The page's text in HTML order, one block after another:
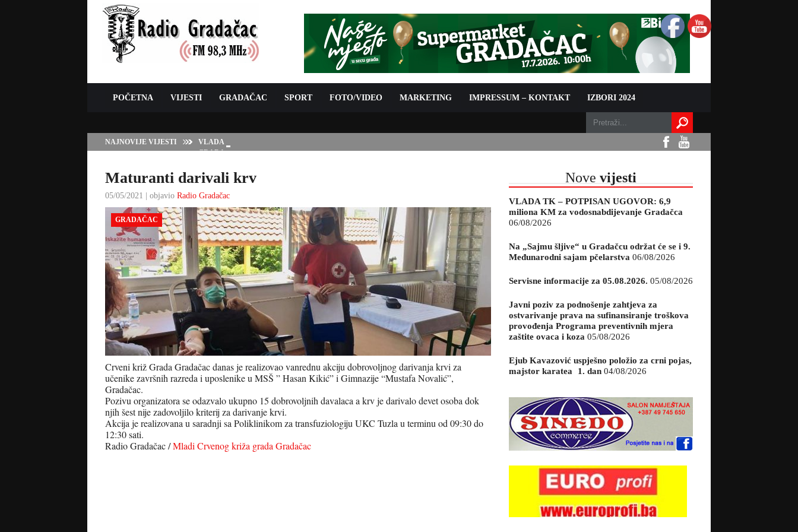
POČETNA VIJESTI GRADAČAC SPORT FOTO/VIDEO MARKETING IMPRESSUM – KONTAKT IZBORI 2024
NAJNOVIJE VIJESTI
VLADA TK – POTPISAN UGOVOR: 6,9 MILIONA KM ZA VODOSNABDIJEVANJE
GRADAČCA
Maturanti darivali krv
05/05/2021 | objavio Radio Gradačac
GRADAČAC
Crveni križ Grada Gradačac danas je realizovao vanrednu akciju dobrovoljnog darivanja krvi za
učenike završnih razreda i uposlenike u MSŠ ” Hasan Kikić” i Gimnazije “Mustafa Novalić”,
Gradačac.
Pozivu organizatora se odazvalo ukupno 15 dobrovoljnih davalaca a krv je darivalo devet osoba dok
njih šest nije zadovoljilo kriterij za darivanje krvi.
Akcija je realizovana u saradnji sa Poliklinikom za transfuziologiju UKC Tuzla u terminu od 09:30 do
12:30 sati.
Radio Gradačac /Mladi Crvenog križa grada Gradačac
Nove vijesti
VLADA TK – POTPISAN UGOVOR: 6,9
miliona KM za vodosnabdijevanje Gradačca
06/08/2026
Na „Sajmu šljive“ u Gradačcu održat će se i 9.
Međunarodni sajam pčelarstva 06/08/2026
Servisne informacije za 05.08.2026. 05/08/2026
Javni poziv za podnošenje zahtjeva za
ostvarivanje prava na sufinansiranje troškova
provođenja Programa preventivnih mjera
zaštite ovaca i koza 05/08/2026
Ejub Kavazović uspješno položio za crni pojas,
majstor karatea 1. dan 04/08/2026